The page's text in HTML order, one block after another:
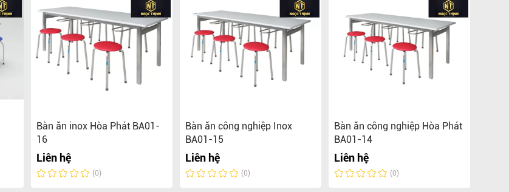
Bàn ăn inox Hòa Phát BA01-
16
Liên hệ
(0)
Bàn ăn công nghiệp Inox
BA01-15
Liên hệ
(0)
Bàn ăn công nghiệp Hòa Phát
BA01-14
Liên hệ
(0)